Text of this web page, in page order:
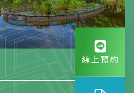
線上預約